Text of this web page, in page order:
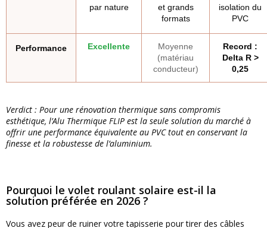
par nature
et grands
formats
isolation du
PVC
Performance Excellente
Moyenne
(matériau
conducteur)
Record :
Delta R >
0,25
Verdict : Pour une rénovation thermique sans compromis
esthétique, l’Alu Thermique FLIP est la seule solution du marché à
offrir une performance équivalente au PVC tout en conservant la
finesse et la robustesse de l’aluminium.
Pourquoi le volet roulant solaire est-il la
solution préférée en 2026 ?
Vous avez peur de ruiner votre tapisserie pour tirer des câbles